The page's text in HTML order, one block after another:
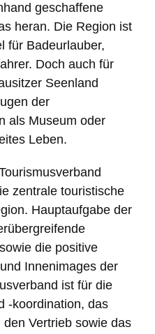
geschaffene
heran. Die Region ist
für Badeurlauber,
Doch auch für
Seenland
der
als Museum oder
Leben.
zentrale touristische
Hauptaufgabe der
die positive
Innenimages der
ist für die
-koordination, das
Vertrieb sowie das